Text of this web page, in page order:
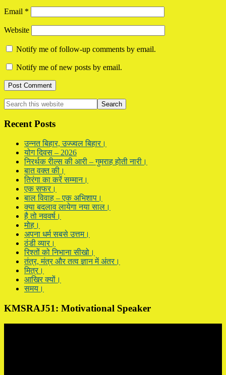
Email *
Website
Notify me of follow-up comments by email.
Notify me of new posts by email.
Primary
Sidebar
Search
this
website
Recent Posts
उन्नत बिहार, उज्ज्वल बिहार।
योग दिवस – 2026
निरर्थक रील्स की आरी – गुमराह होती नारी।
बात वक्त की।
तिरंगा का करें सम्मान।
एक सफर।
बाल विवाह – एक अभिशाप।
क्या बदलाव लायेगा नया साल।
है तो नववर्ष।
मोह।
अपना धर्म सबसे उत्तम।
ठंडी व्यार।
रिश्तों को निभाना सीखो।
तंत्र, मंत्र और तत्व ज्ञान में अंतर।
मित्र।
आखिर क्यों।
समय।
KMSRAJ51: Motivational Speaker